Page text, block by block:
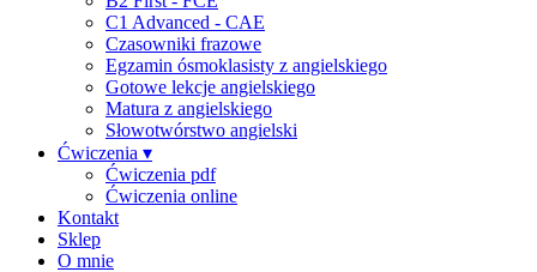
C1 Advanced - CAE
Czasowniki frazowe
Egzamin ósmoklasisty z angielskiego
Gotowe lekcje angielskiego
Matura z angielskiego
Słowotwórstwo angielski
Ćwiczenia ▾
Ćwiczenia pdf
Ćwiczenia online
Kontakt
Sklep
O mnie